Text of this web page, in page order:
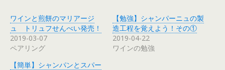
ワインと煎餅のマリアージ
ュ トリュフせんべい発売！
2019-03-07
ペアリング
【勉強】シャンパーニュの製
造工程を覚えよう！その①
2019-04-22
ワインの勉強
【簡単】シャンパンとスパー